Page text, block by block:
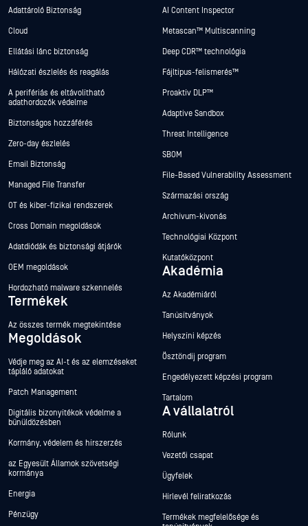
Adattároló Biztonság
Cloud
Ellátási lánc biztonság
Hálózati észlelés és reagálás
A perifériás és eltávolítható
adathordozók védelme
Biztonságos hozzáférés
Zero-day észlelés
Email Biztonság
Managed File Transfer
OT és kiber-fizikai rendszerek
Cross Domain megoldások
Adatdiódák és biztonsági átjárók
OEM megoldások
Hordozható malware szkennelés
Termékek
Az összes termék megtekintése
Megoldások
Védje meg az AI-t és az elemzéseket
tápláló adatokat
Patch Management
Digitális bizonyítékok védelme a
bűnüldözésben
Kormány, védelem és hírszerzés
az Egyesült Államok szövetségi
kormánya
Energia
Pénzügy
AI Content Inspector
Metascan™ Multiscanning
Deep CDR™ technológia
Fájltípus-felismerés™
Proaktív DLP™
Adaptive Sandbox
Threat Intelligence
SBOM
File-Based Vulnerability Assessment
Származási ország
Archívum-kivonás
Technológiai Központ
Kutatóközpont
Akadémia
Az Akadémiáról
Tanúsítványok
Helyszíni képzés
Ösztöndíj program
Engedélyezett képzési program
Tartalom
A vállalatról
Rólunk
Vezetői csapat
Ügyfelek
Hírlevél feliratkozás
Termékek megfelelősége és